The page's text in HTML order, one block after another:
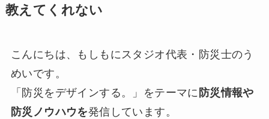
教えてくれない
こんにちは、もしもにスタジオ代表・防災士のう
めいです。
「防災をデザインする。」をテーマに 防災情報や
防災ノウハウを発信しています。